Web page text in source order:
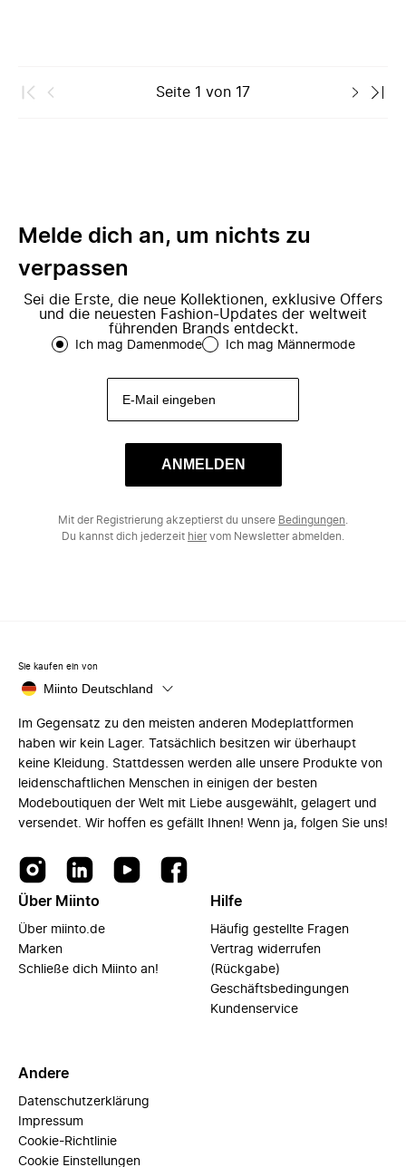
Seite 1 von 17
Melde dich an, um nichts zu
verpassen
Sei die Erste, die neue Kollektionen, exklusive Offers
und die neuesten Fashion-Updates der weltweit
führenden Brands entdeckt.
Ich mag Damenmode Ich mag Männermode
ANMELDEN
Mit der Registrierung akzeptierst du unsere Bedingungen
Du kannst dich jederzeit hiervom Newsletter abmelden.
Sie kaufen ein von
Miinto Deutschland
Im Gegensatz zu den meisten anderen Modeplattformen
haben wir kein Lager. Tatsächlich besitzen wir überhaupt
keine Kleidung. Stattdessen werden alle unsere Produkte von
leidenschaftlichen Menschen in einigen der besten
Modeboutiquen der Welt mit Liebe ausgewählt, gelagert und
versendet. Wir hoffen es gefällt Ihnen! Wenn ja, folgen Sie uns!
Über Miinto
Über miinto.de
Marken
Schließe dich Miinto an!
Hilfe
Häufig gestellte Fragen
Vertrag widerrufen
(Rückgabe)
Geschäftsbedingungen
Kundenservice
Andere
Datenschutzerklärung
Impressum
Cookie-Richtlinie
Cookie Einstellungen